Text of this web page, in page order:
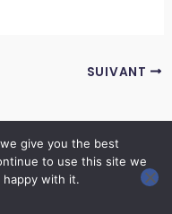
SUIVANT
byThème WordPress Astra
give you the best
to use this site we
happy with it.